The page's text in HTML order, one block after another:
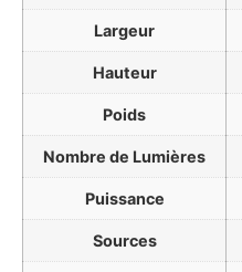
Largeur
Hauteur
Poids
Nombre de Lumières
Puissance
Sources